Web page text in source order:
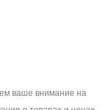
ваше внимание на